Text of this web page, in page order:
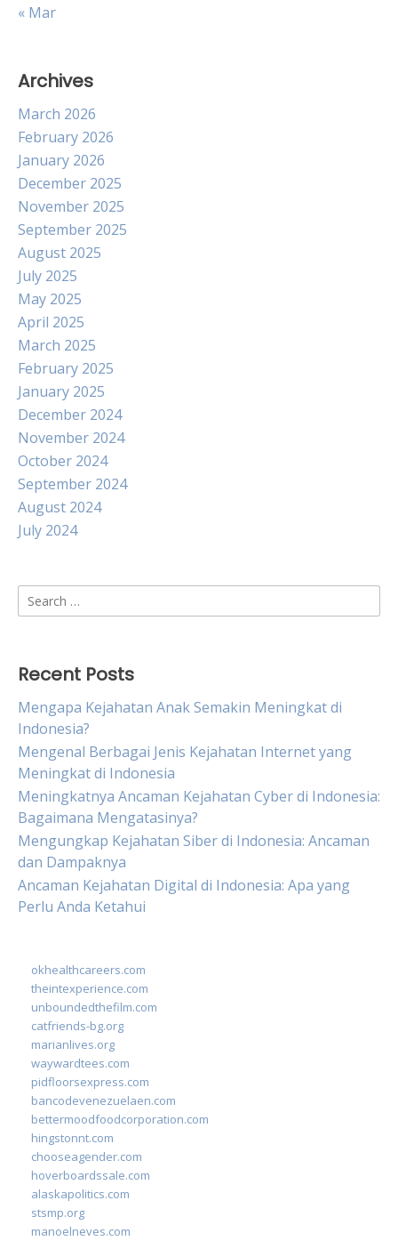
« Mar
Archives
March 2026
February 2026
January 2026
December 2025
November 2025
September 2025
August 2025
July 2025
May 2025
April 2025
March 2025
February 2025
January 2025
December 2024
November 2024
October 2024
September 2024
August 2024
July 2024
Search
for:
Recent Posts
Mengapa Kejahatan Anak Semakin Meningkat di
Indonesia?
Mengenal Berbagai Jenis Kejahatan Internet yang
Meningkat di Indonesia
Meningkatnya Ancaman Kejahatan Cyber di Indonesia:
Bagaimana Mengatasinya?
Mengungkap Kejahatan Siber di Indonesia: Ancaman
dan Dampaknya
Ancaman Kejahatan Digital di Indonesia: Apa yang
Perlu Anda Ketahui
okhealthcareers.com
theintexperience.com
unboundedthefilm.com
catfriends-bg.org
marianlives.org
waywardtees.com
pidfloorsexpress.com
bancodevenezuelaen.com
bettermoodfoodcorporation.com
hingstonnt.com
chooseagender.com
hoverboardssale.com
alaskapolitics.com
stsmp.org
manoelneves.com